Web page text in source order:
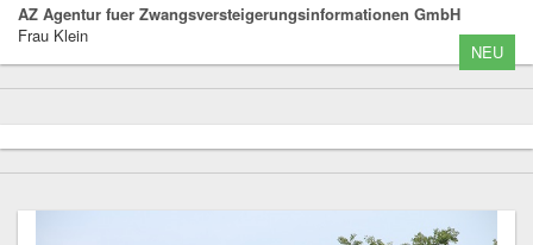
AZ Agentur fuer Zwangsversteigerungsinformationen GmbH
Frau Klein
NEU